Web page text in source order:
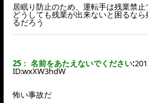
居眠り防止のため、運転手は残業禁止
どうしても残業が出来ないと困るな
るだろう
25 ： 名前をあたえないでください:
ID:wxXW3hdW
怖い事故だ